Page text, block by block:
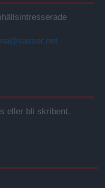
eller bli skribent.